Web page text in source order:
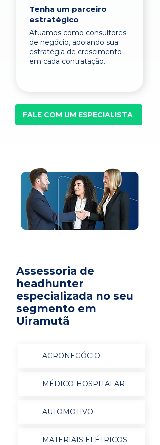
Tenha um parceiro
estratégico
Atuamos como consultores
de negócio, apoiando sua
estratégia de crescimento
em cada contratação.
FALE COM UM ESPECIALISTA
Assessoria de
headhunter
especializada no seu
segmento em
Uiramutã
AGRONEGÓCIO
MÉDICO-HOSPITALAR
AUTOMOTIVO
MATERIAIS ELÉTRICOS